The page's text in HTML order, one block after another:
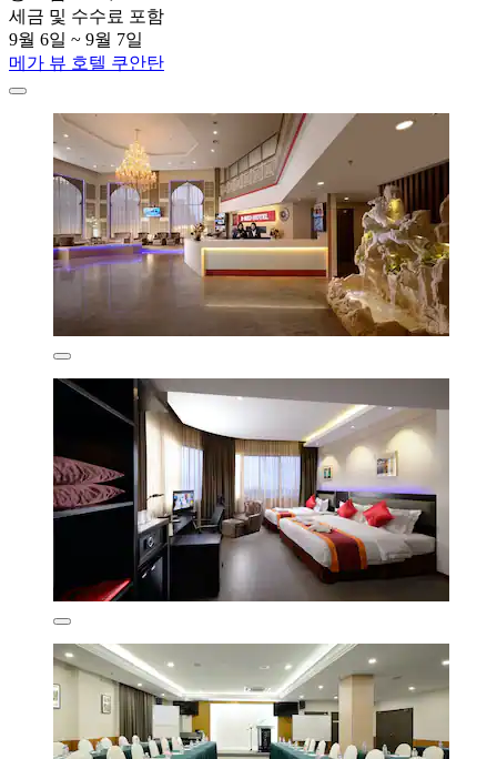
세금 및 수수료 포함
9월 6일 ~ 9월 7일
메가 뷰 호텔 쿠안탄